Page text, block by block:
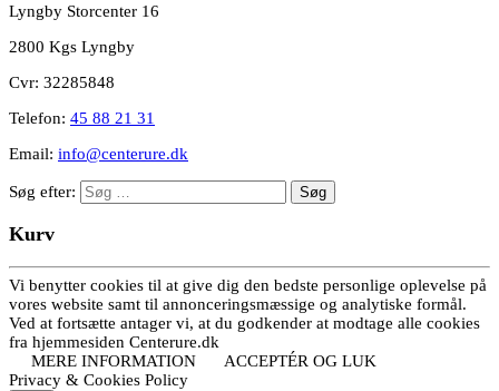
Lyngby Storcenter 16
2800 Kgs Lyngby
Cvr: 32285848
Telefon: 45 88 21 31
Email: info@centerure.dk
Søg efter:
Kurv
Vi benytter cookies til at give dig den bedste personlige oplevelse på
vores website samt til annonceringsmæssige og analytiske formål.
Ved at fortsætte antager vi, at du godkender at modtage alle cookies
fra hjemmesiden Centerure.dk
MERE INFORMATION
ACCEPTÉR OG LUK
Privacy & Cookies Policy